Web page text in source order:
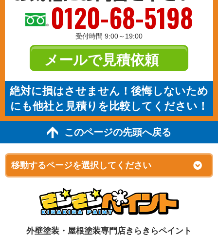
0120-68-5198
受付時間 9:00～19:00
メールで見積依頼
絶対に損はさせません！後悔しないため
にも他社と見積りを比較してください！
このページの先頭へ戻る
外壁塗装・屋根塗装専門店きらきらペイント